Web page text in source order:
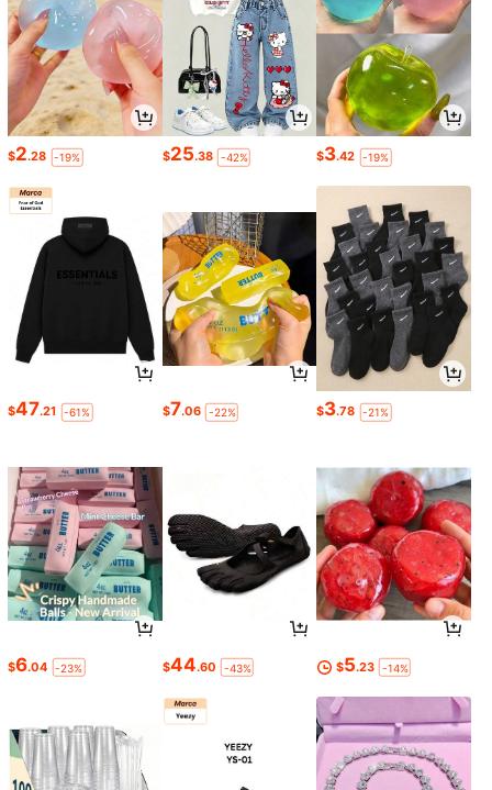
$2.28 -19% $25.38 -42% $3.42 -19%
$47.21 -61% $7.06 -22% $3.78 -21%
$6.04 -23% $44.60 -43% $5.23 -14%